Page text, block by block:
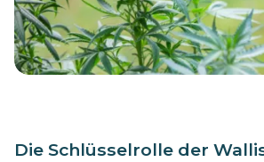
Die Schlüsselrolle der